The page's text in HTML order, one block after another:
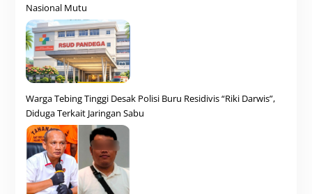
Nasional Mutu
Warga Tebing Tinggi Desak Polisi Buru Residivis “Riki Darwis”,
Diduga Terkait Jaringan Sabu